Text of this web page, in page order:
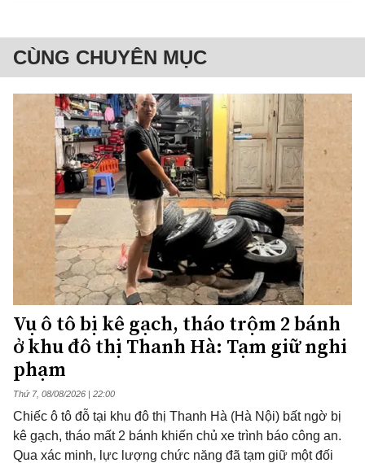
CÙNG CHUYÊN MỤC
Vụ ô tô bị kê gạch, tháo trộm 2 bánh
ở khu đô thị Thanh Hà: Tạm giữ nghi
phạm
Thứ 7, 08/08/2026 | 22:00
Chiếc ô tô đỗ tại khu đô thị Thanh Hà (Hà Nội) bất ngờ bị
kê gạch, tháo mất 2 bánh khiến chủ xe trình báo công an.
Qua xác minh, lực lượng chức năng đã tạm giữ một đối